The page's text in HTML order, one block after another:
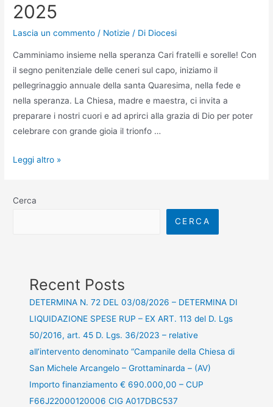
2025
Lascia un commento / Notizie / Di Diocesi
Camminiamo insieme nella speranza Cari fratelli e sorelle! Con
il segno penitenziale delle ceneri sul capo, iniziamo il
pellegrinaggio annuale della santa Quaresima, nella fede e
nella speranza. La Chiesa, madre e maestra, ci invita a
preparare i nostri cuori e ad aprirci alla grazia di Dio per poter
celebrare con grande gioia il trionfo …
Leggi altro »
Cerca
CERCA
Recent Posts
DETERMINA N. 72 DEL 03/08/2026 – DETERMINA DI
LIQUIDAZIONE SPESE RUP – EX ART. 113 del D. Lgs
50/2016, art. 45 D. Lgs. 36/2023 – relative
all’intervento denominato “Campanile della Chiesa di
San Michele Arcangelo – Grottaminarda – (AV)
Importo finanziamento € 690.000,00 – CUP
F66J22000120006 CIG A017DBC537